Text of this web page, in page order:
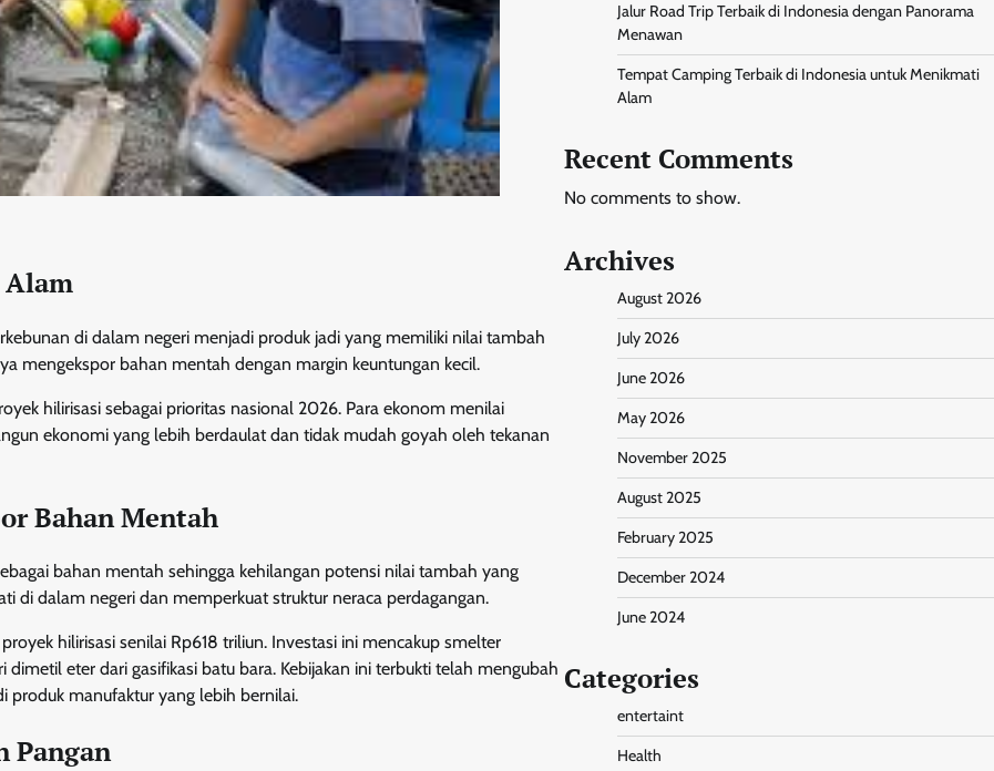
Alam
di dalam negeri menjadi produk jadi yang memiliki nilai tambah
mengekspor bahan mentah dengan margin keuntungan kecil.
hilirisasi sebagai prioritas nasional 2026. Para ekonom menilai
ekonomi yang lebih berdaulat dan tidak mudah goyah oleh tekanan
Bahan Mentah
bahan mentah sehingga kehilangan potensi nilai tambah yang
di dalam negeri dan memperkuat struktur neraca perdagangan.
hilirisasi senilai Rp618 triliun. Investasi ini mencakup smelter
eter dari gasifikasi batu bara. Kebijakan ini terbukti telah mengubah
produk manufaktur yang lebih bernilai.
Pangan
Jalur Road Trip Terbaik di Indonesia dengan Panorama
Menawan
Tempat Camping Terbaik di Indonesia untuk Menikmati
Alam
Recent Comments
No comments to show.
Archives
August 2026
July 2026
June 2026
May 2026
November 2025
August 2025
February 2025
December 2024
June 2024
Categories
entertaint
Health